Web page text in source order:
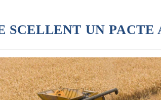
SCELLENT UN PACTE